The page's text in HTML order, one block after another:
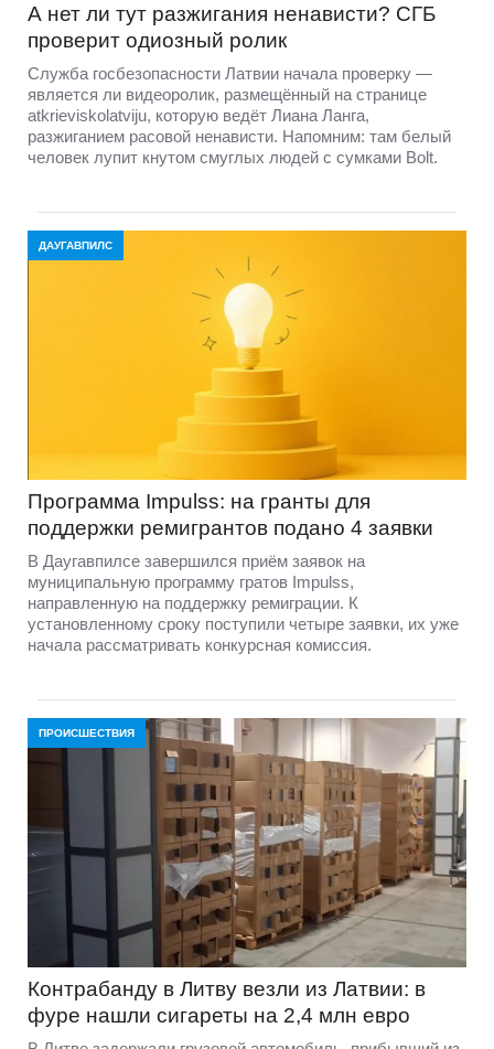
А нет ли тут разжигания ненависти? СГБ
проверит одиозный ролик
Служба госбезопасности Латвии начала проверку —
является ли видеоролик, размещённый на странице
atkrieviskolatviju, которую ведёт Лиана Ланга,
разжиганием расовой ненависти. Напомним: там белый
человек лупит кнутом смуглых людей с сумками Bolt.
ДАУГАВПИЛС
Программа Impulss: на гранты для
поддержки ремигрантов подано 4 заявки
В Даугавпилсе завершился приём заявок на
муниципальную программу гратов Impulss,
направленную на поддержку ремиграции. К
установленному сроку поступили четыре заявки, их уже
начала рассматривать конкурсная комиссия.
ПРОИСШЕСТВИЯ
Контрабанду в Литву везли из Латвии: в
фуре нашли сигареты на 2,4 млн евро